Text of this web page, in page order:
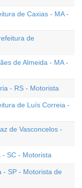
de Caxias - MA -
de
de Almeida - MA -
- RS - Motorista
de Luís Correia -
de Vasconcelos -
SC - Motorista
- SP - Motorista de